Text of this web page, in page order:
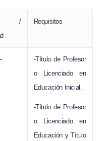
/
Requisitos
-Título de Profesor
o Licenciado en
Educación Inicial.
-Título de Profesor
o Licenciado en
Educación y Título